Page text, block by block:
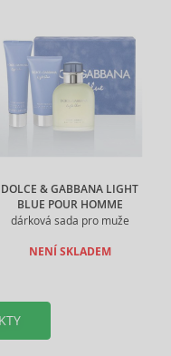
DOLCE & GABBANA LIGHT
BLUE POUR HOMME
dárková sada pro muže
NENÍ SKLADEM